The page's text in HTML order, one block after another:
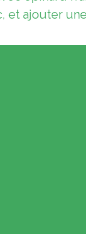
et ajouter